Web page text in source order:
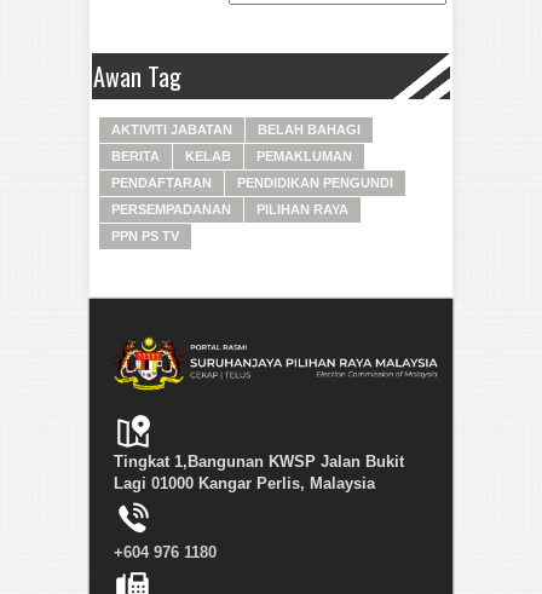
Awan Tag
AKTIVITI JABATAN
BELAH BAHAGI
BERITA
KELAB
PEMAKLUMAN
PENDAFTARAN
PENDIDIKAN PENGUNDI
PERSEMPADANAN
PILIHAN RAYA
PPN PS TV
Tingkat 1,Bangunan KWSP Jalan Bukit
Lagi 01000 Kangar Perlis, Malaysia
+604 976 1180